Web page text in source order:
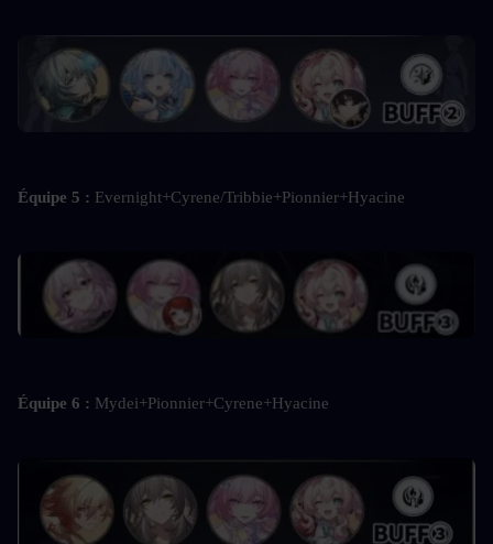
Équipe 5 : Evernight+Cyrene/Tribbie+Pionnier+Hyacine
Équipe 6 : Mydei+Pionnier+Cyrene+Hyacine